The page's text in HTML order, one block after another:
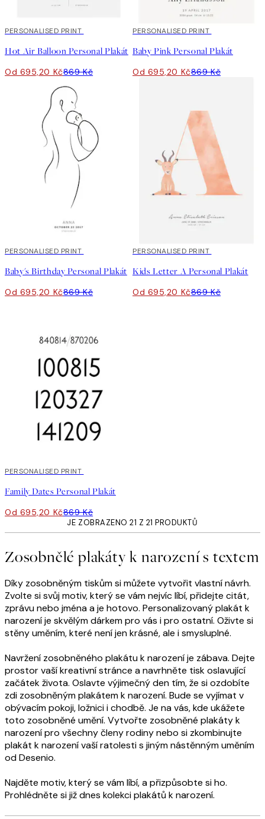
20%*
PERSONALISED PRINT
Hot Air Balloon Personal Plakát
Od 695,20 Kč869 Kč
20%*
PERSONALISED PRINT
Baby Pink Personal Plakát
Od 695,20 Kč869 Kč
20%*
PERSONALISED PRINT
Baby's Birthday Personal Plakát
Od 695,20 Kč869 Kč
20%*
PERSONALISED PRINT
Kids Letter A Personal Plakát
Od 695,20 Kč869 Kč
20%*
PERSONALISED PRINT
Family Dates Personal Plakát
Od 695,20 Kč869 Kč
JE ZOBRAZENO 21 Z 21 PRODUKTŮ
Zosobnělé plakáty k narození s textem
Díky zosobněným tiskům si můžete vytvořit vlastní návrh.
Zvolte si svůj motiv, který se vám nejvíc líbí, přidejte citát,
zprávu nebo jména a je hotovo. Personalizovaný plakát k
narození je skvělým dárkem pro vás i pro ostatní. Oživte si
stěny uměním, které není jen krásné, ale i smysluplné.
Navržení zosobněného plakátu k narození je zábava. Dejte
prostor vaší kreativní stránce a navrhněte tisk oslavující
začátek života. Oslavte výjimečný den tím, že si ozdobíte
zdi zosobněným plakátem k narození. Bude se vyjímat v
obývacím pokoji, ložnici i chodbě. Je na vás, kde ukážete
toto zosobněné umění. Vytvořte zosobněné plakáty k
narození pro všechny členy rodiny nebo si zkombinujte
plakát k narození vaší ratolesti s jiným nástěnným uměním
od Desenio.
Najděte motiv, který se vám líbí, a přizpůsobte si ho.
Prohlédněte si již dnes kolekci plakátů k narození.